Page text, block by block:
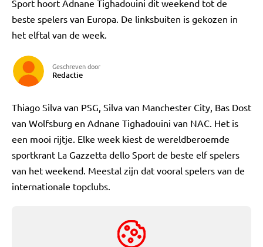
Sport hoort Adnane Tighadouini dit weekend tot de
beste spelers van Europa. De linksbuiten is gekozen in
het elftal van de week.
Geschreven door
Redactie
Thiago Silva van PSG, Silva van Manchester City, Bas Dost
van Wolfsburg en Adnane Tighadouini van NAC. Het is
een mooi rijtje. Elke week kiest de wereldberoemde
sportkrant La Gazzetta dello Sport de beste elf spelers
van het weekend. Meestal zijn dat vooral spelers van de
internationale topclubs.